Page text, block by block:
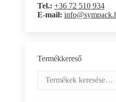
Tel.: +36 72 510 934
E-mail:
Termékkereső